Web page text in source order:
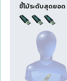
ขี้โม้ระดับสุดยอด